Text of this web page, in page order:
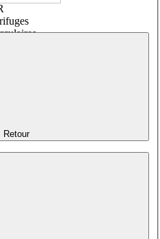
et ventilation de parking
Retour